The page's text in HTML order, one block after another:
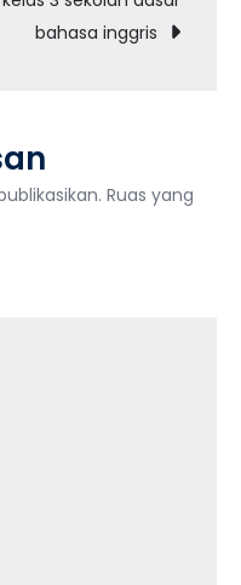
bahasa inggris
Ruas yang